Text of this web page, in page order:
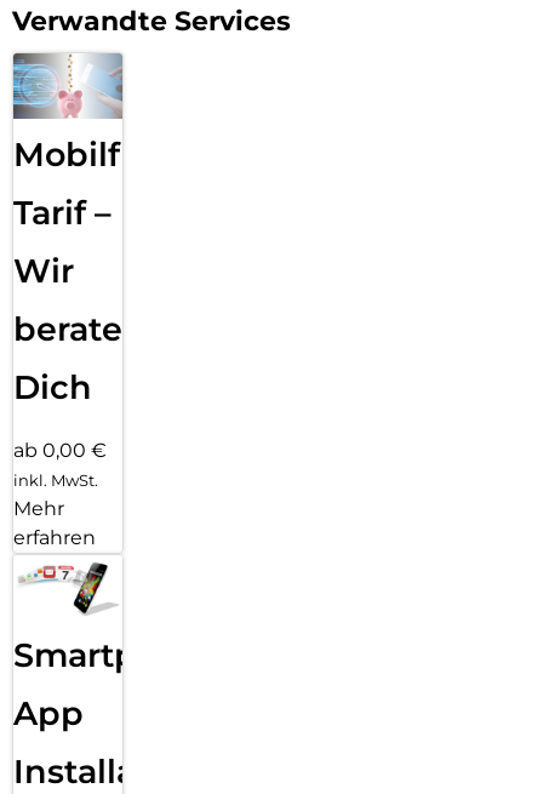
Verwandte Services
Mobilfunk
Tarif –
Wir
beraten
Dich
ab 0,00 €
inkl. MwSt.
Mehr
erfahren
Smartphone
App
Installation